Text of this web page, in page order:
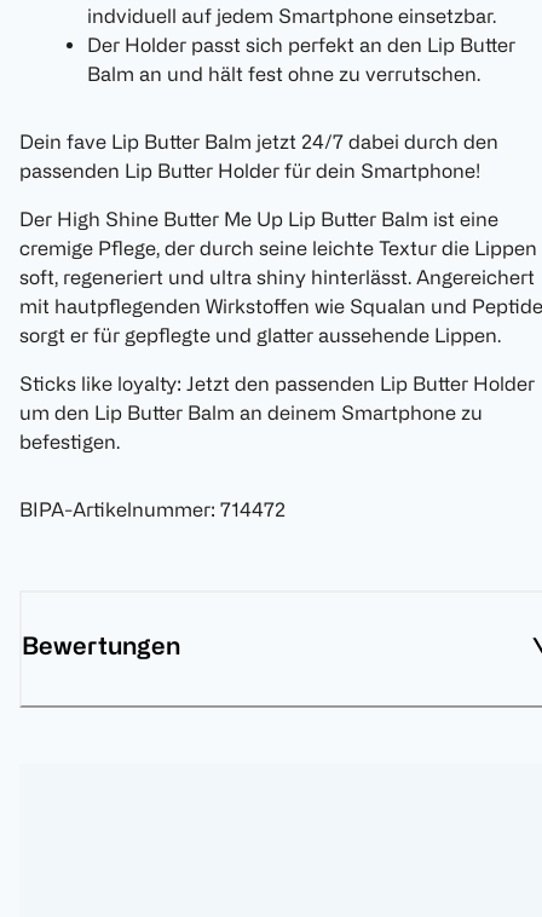
indviduell auf jedem Smartphone einsetzbar.
Der Holder passt sich perfekt an den Lip Butter
Balm an und hält fest ohne zu verrutschen.
Dein fave Lip Butter Balm jetzt 24/7 dabei durch den
passenden Lip Butter Holder für dein Smartphone!
Der High Shine Butter Me Up Lip Butter Balm ist eine
cremige Pflege, der durch seine leichte Textur die Lippen
soft, regeneriert und ultra shiny hinterlässt. Angereichert
mit hautpflegenden Wirkstoffen wie Squalan und
sorgt er für gepflegte und glatter aussehende Lippen.
Sticks like loyalty: Jetzt den passenden Lip Butter Holder
um den Lip Butter Balm an deinem Smartphone zu
befestigen.
BIPA-Artikelnummer: 714472
Bewertungen